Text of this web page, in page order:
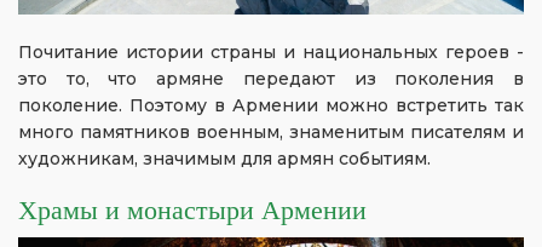
Почитание истории страны и национальных героев -
это то, что армяне передают из поколения в
поколение. Поэтому в Армении можно встретить так
много памятников военным, знаменитым писателям и
художникам, значимым для армян событиям.
Храмы и монастыри Армении